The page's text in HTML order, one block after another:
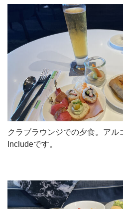
クラブラウンジでの夕食。アル
Includeです。